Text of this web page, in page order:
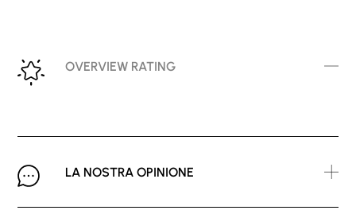
OVERVIEW RATING
LA NOSTRA OPINIONE